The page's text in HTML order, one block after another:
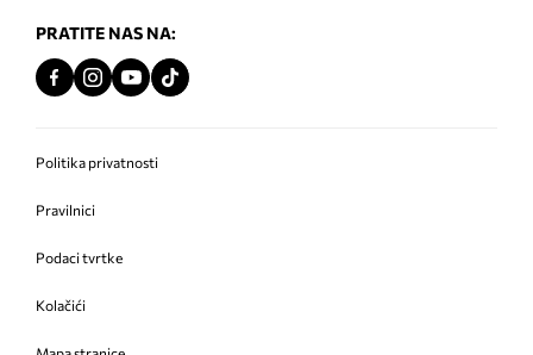
PRATITE NAS NA:
Politika privatnosti
Pravilnici
Podaci tvrtke
Kolačići